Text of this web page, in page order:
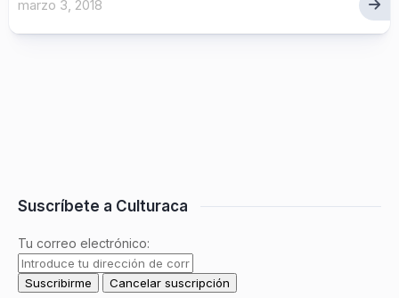
marzo 3, 2018
Suscríbete a Culturaca
Tu correo electrónico: